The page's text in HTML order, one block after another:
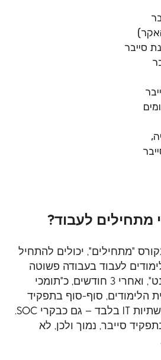
סייבר
מתחילים לעבוד?
"מתחילים", יכולים להתחיל
לעבוד בעבודה פשוטה
ואחרי 3 חודשים, כ"תומכי
הלימודים, סוף-סוף בתפקיד
IT בלבד – גם כבקרי SOC
סייבר, נמוך ולכן, לא